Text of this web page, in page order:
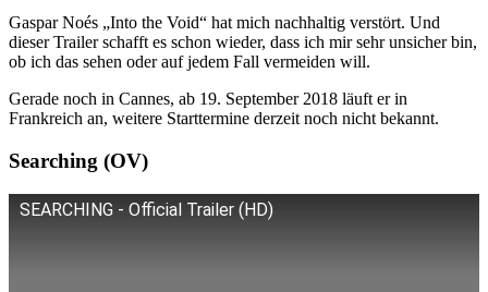
Gaspar Noés „Into the Void“ hat mich nachhaltig verstört. Und
dieser Trailer schafft es schon wieder, dass ich mir sehr unsicher bin,
ob ich das sehen oder auf jedem Fall vermeiden will.
Gerade noch in Cannes, ab 19. September 2018 läuft er in
Frankreich an, weitere Starttermine derzeit noch nicht bekannt.
Searching (OV)
SEARCHING - Official Trailer (HD)